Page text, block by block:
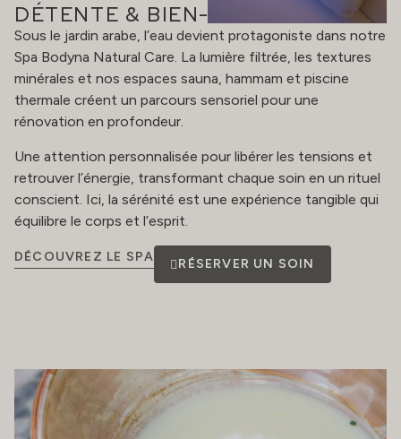
DÉTENTE & BIEN-ÊTRE
Sous le jardin arabe, l’eau devient protagoniste dans notre
Spa Bodyna Natural Care. La lumière filtrée, les textures
minérales et nos espaces sauna, hammam et piscine
thermale créent un parcours sensoriel pour une
rénovation en profondeur.
Une attention personnalisée pour libérer les tensions et
retrouver l’énergie, transformant chaque soin en un rituel
conscient. Ici, la sérénité est une expérience tangible qui
équilibre le corps et l’esprit.
DÉCOUVREZ LE SPA RÉSERVER UN SOIN